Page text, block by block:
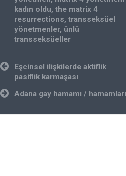
kadın oldu,the matrix 4
resurrections,transseksüel
yönetmenler, ünlü
transseksüeller
Yazı
gezinmesi
Eşcinsel ilişkilerde aktiflik
pasiflik karmaşası
Adana gay hamamı / hamamları